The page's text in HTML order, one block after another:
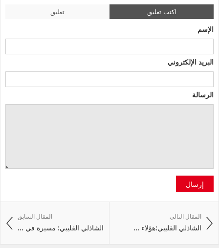
اكتب تعليق تعليق
الإسم
البريد الإلكتروني
الرسالة
إرسال
المقال السابق
الشاذلي القليبي: مسيرة في ...
المقال التالي
الشاذلي القليبي:هؤلاء ...